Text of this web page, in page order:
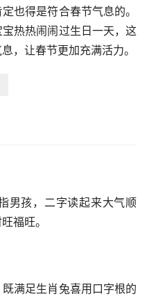
也得是符合春节气息的。
热热闹闹过生日一天，这
，让春节更加充满活力。
男孩，二字读起来大气顺
福旺。
满足生肖兔喜用口字根的